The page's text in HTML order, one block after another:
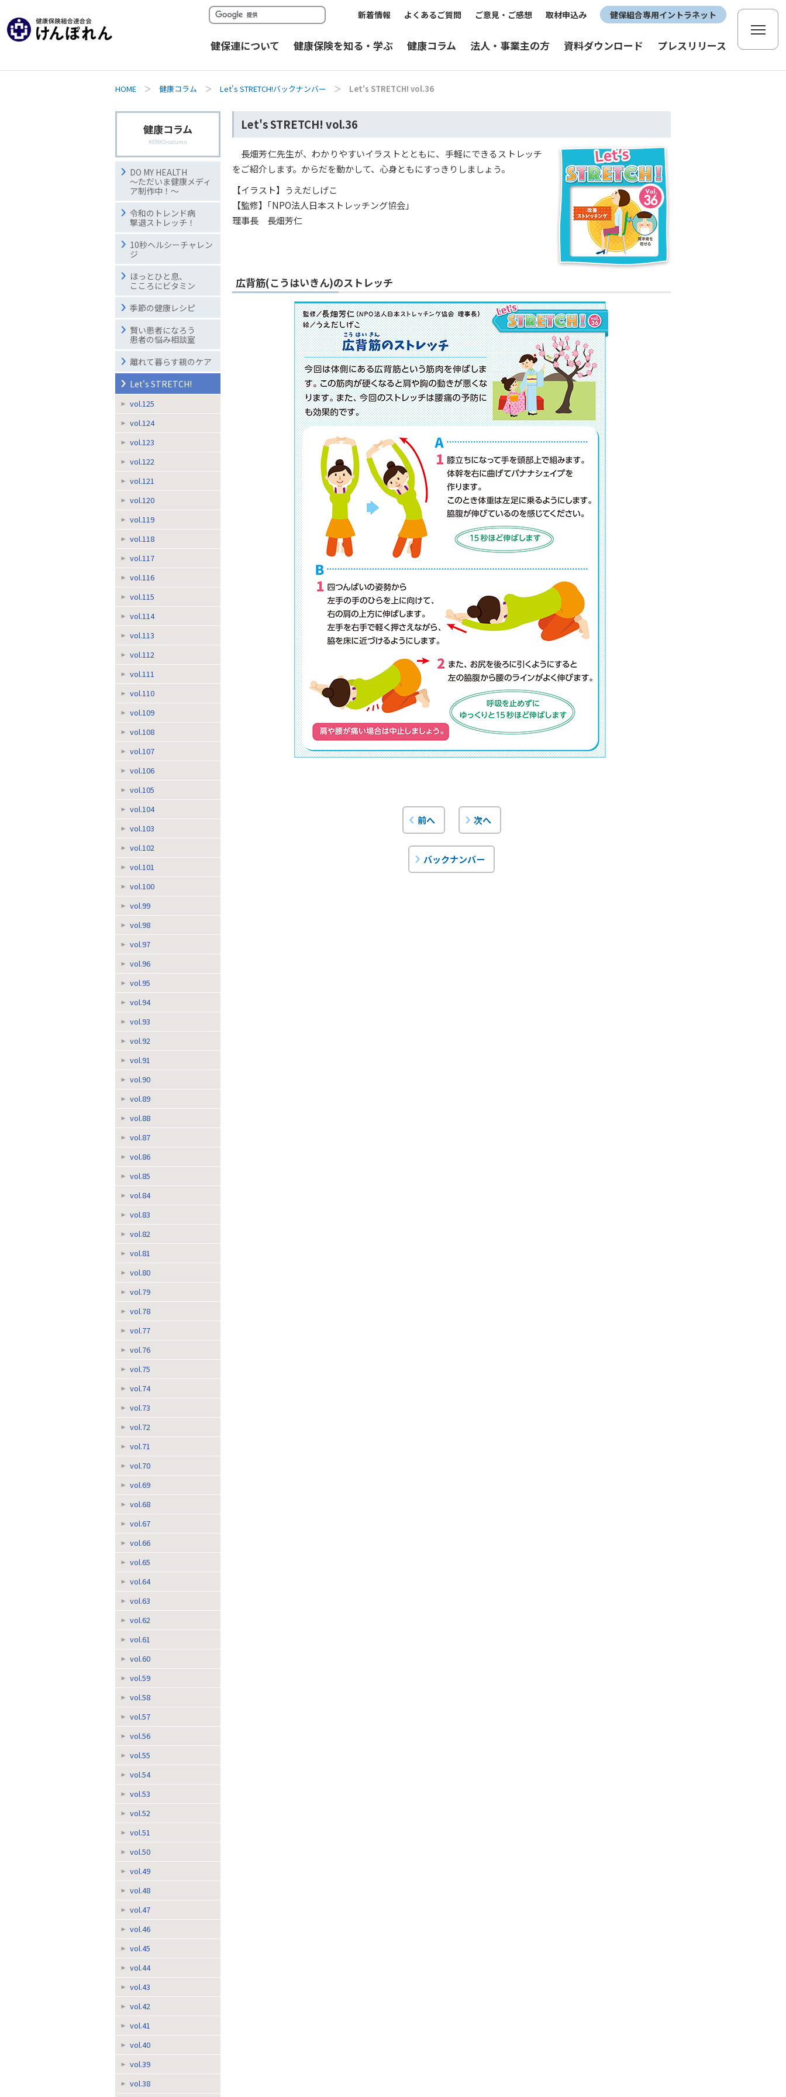
新着情報 よくあるご質問 ご意見・ご感想 取材申込み 健保組合専用イントラネット
健保連について 健康保険を知る・学ぶ 健康コラム 法人・事業主の方 資料ダウンロード プレスリリース
HOME ＞ 健康コラム ＞ Let's STRETCH!バックナンバー ＞ Let's STRETCH! vol.36
Let's STRETCH! vol.36
長畑芳仁先生が、わかりやすいイラストとともに、手軽にできるストレッチ
をご紹介します。からだを動かして、心身ともにすっきりしましょう。
【イラスト】うえだしげこ
【監修】｢NPO法人日本ストレッチング協会｣
理事長 長畑芳仁
広背筋(こうはいきん)のストレッチ
前へ 次へ
バックナンバー
健康コラム
KENKO-column
DO MY HEALTH
～ただいま健康メディ
ア制作中！～
令和のトレンド病
撃退ストレッチ！
10秒ヘルシーチャレン
ジ
ほっとひと息、
こころにビタミン
季節の健康レシピ
賢い患者になろう
患者の悩み相談室
離れて暮らす親のケア
Let's STRETCH!
vol.125
vol.124
vol.123
vol.122
vol.121
vol.120
vol.119
vol.118
vol.117
vol.116
vol.115
vol.114
vol.113
vol.112
vol.111
vol.110
vol.109
vol.108
vol.107
vol.106
vol.105
vol.104
vol.103
vol.102
vol.101
vol.100
vol.99
vol.98
vol.97
vol.96
vol.95
vol.94
vol.93
vol.92
vol.91
vol.90
vol.89
vol.88
vol.87
vol.86
vol.85
vol.84
vol.83
vol.82
vol.81
vol.80
vol.79
vol.78
vol.77
vol.76
vol.75
vol.74
vol.73
vol.72
vol.71
vol.70
vol.69
vol.68
vol.67
vol.66
vol.65
vol.64
vol.63
vol.62
vol.61
vol.60
vol.59
vol.58
vol.57
vol.56
vol.55
vol.54
vol.53
vol.52
vol.51
vol.50
vol.49
vol.48
vol.47
vol.46
vol.45
vol.44
vol.43
vol.42
vol.41
vol.40
vol.39
vol.38